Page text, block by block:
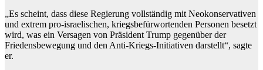
„Es scheint, dass diese Regierung vollständig mit Neokonservativen
und extrem pro-israelischen, kriegsbefürwortenden Personen besetzt
wird, was ein Versagen von Präsident Trump gegenüber der
Friedensbewegung und den Anti-Kriegs-Initiativen darstellt“, sagte
er.